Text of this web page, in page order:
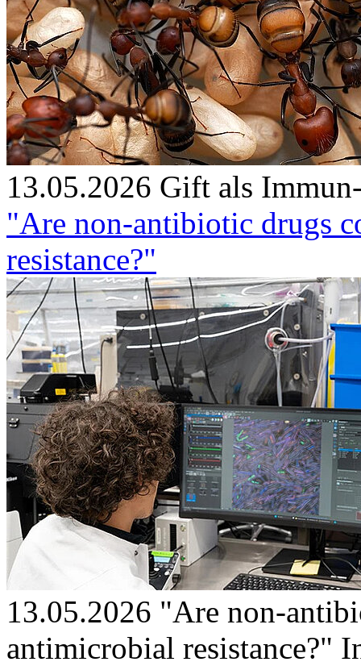
13.05.2026 Gift als
"Are non-antibiotic drugs
resistance?"
13.05.2026 "Are non-
antimicrobial resistance?"